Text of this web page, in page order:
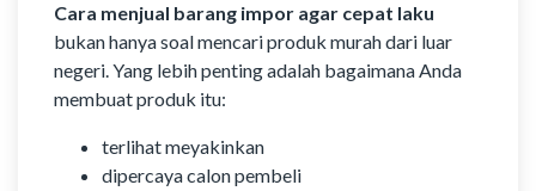
Cara menjual barang impor agar cepat laku
bukan hanya soal mencari produk murah dari luar
negeri. Yang lebih penting adalah bagaimana Anda
membuat produk itu:
terlihat meyakinkan
dipercaya calon pembeli